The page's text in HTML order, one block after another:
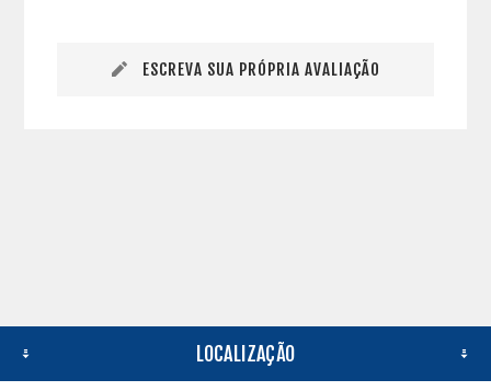
ESCREVA SUA PRÓPRIA AVALIAÇÃO
LOCALIZAÇÃO